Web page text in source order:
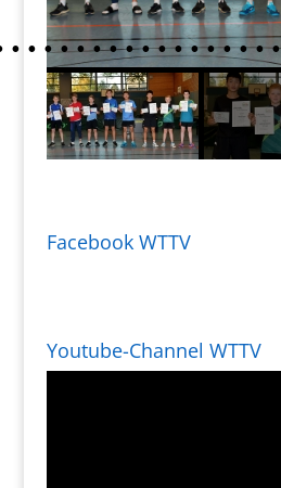
Facebook WTTV
Youtube-Channel WTTV